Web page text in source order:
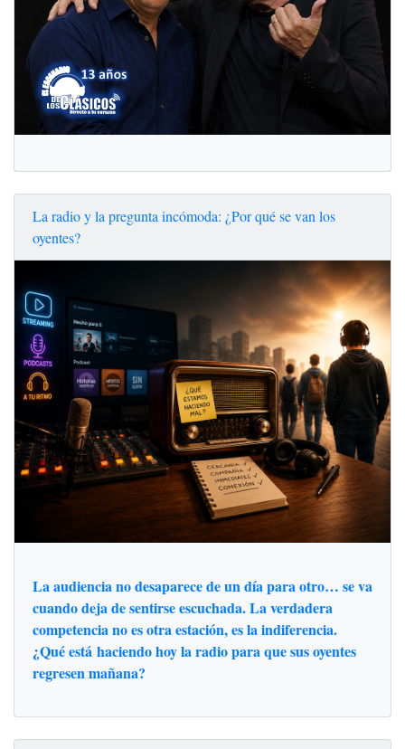
La radio y la pregunta incómoda: ¿Por qué se van los
oyentes?
La audiencia no desaparece de un día para otro… se va
cuando deja de sentirse escuchada. La verdadera
competencia no es otra estación, es la indiferencia.
¿Qué está haciendo hoy la radio para que sus oyentes
regresen mañana?